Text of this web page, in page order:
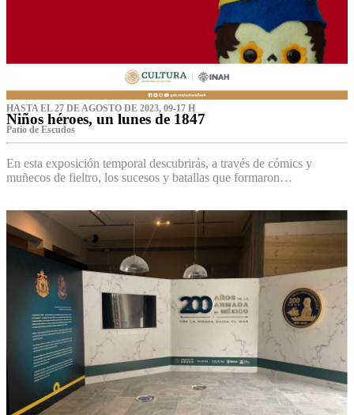
HASTA EL 27 DE AGOSTO DE 2023, 09-17 H
Niños héroes, un lunes de 1847
Patio de Escudos
En esta exposición temporal descubrirás, a través de cómics y
muñecos de fieltro, los sucesos y batallas que formaron…